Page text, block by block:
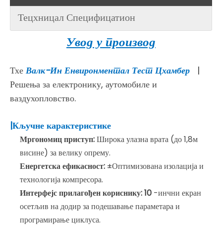
Тецхницал Специфицатион
Увод у производ
Тхе Валк-Ин Енвиронментал Тест Цхамбер
|
Решења за електронику, аутомобиле и
ваздухопловство.
|Кључне карактеристике
Мргономиц приступ:Широка улазна врата (до 1,8м
висине) за велику опрему.
Енергетска ефикасност: ±Оптимизована изолација и
технологија компресора.
Интерфејс прилагођен кориснику: 10 -инчни екран
осетљив на додир за подешавање параметара и
програмирање циклуса.